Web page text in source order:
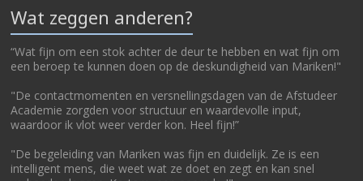
Wat zeggen anderen?
“Wat fijn om een stok achter de deur te hebben en wat fijn om
een beroep te kunnen doen op de deskundigheid van Mariken!"
"De contactmomenten en versnellingsdagen van de Afstudeer
Academie zorgden voor structuur en waardevolle input,
waardoor ik vlot weer verder kon. Heel fijn!”
"De begeleiding van Mariken was fijn en duidelijk. Ze is een
intelligent mens, die weet wat ze doet en zegt en kan snel